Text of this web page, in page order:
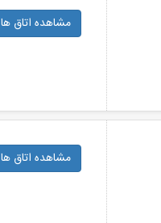
مشاهده اتاق ها
مشاهده اتاق ها